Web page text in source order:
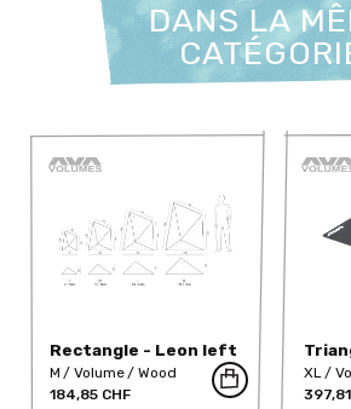
DANS LA
Rectangle - Leon left
S
M Volume
Wood
184,85 CHF
pair L
XL